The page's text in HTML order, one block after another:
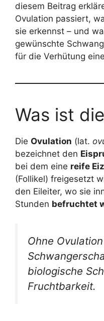
diesem Beitrag
Ovulation passiert,
sie erkennst – und
gewünschte
für die Verhütung
Was ist
Die Ovulation (lat.
bezeichnet den
bei dem eine reife
(Follikel) freigesetzt
den Eileiter, wo sie
Stunden befruchtet
Ohne
biologische
Fruchtbarkeit.